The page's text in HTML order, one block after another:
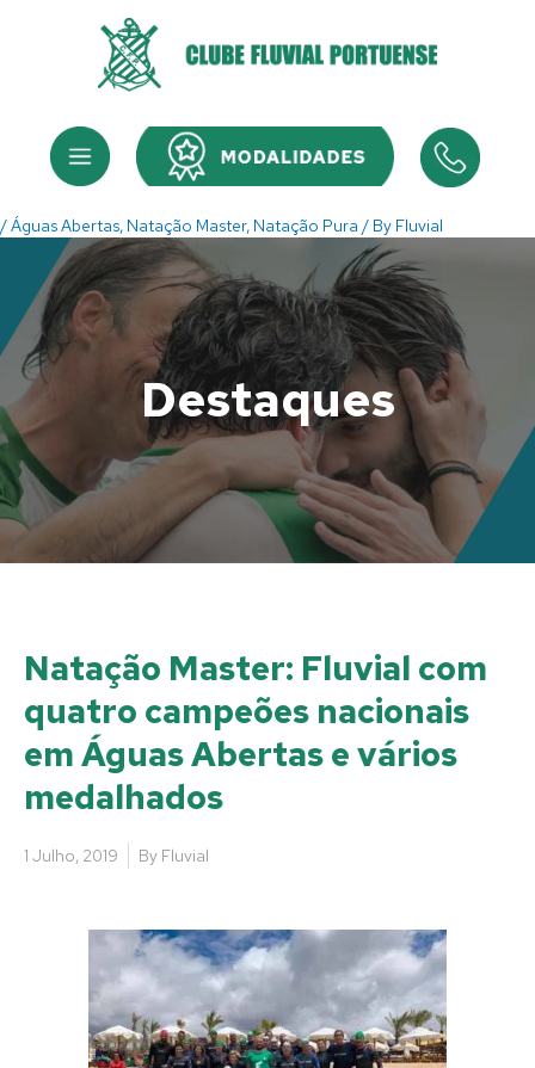
Menu Menu
/Águas Abertas, Natação Master, Natação Pura / By Fluvial
Destaques
Natação Master: Fluvial com
quatro campeões nacionais
em Águas Abertas e vários
medalhados
1 Julho, 2019 By Fluvial